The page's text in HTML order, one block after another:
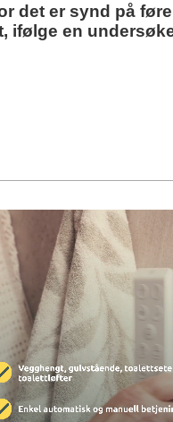
det er synd på
ifølge en